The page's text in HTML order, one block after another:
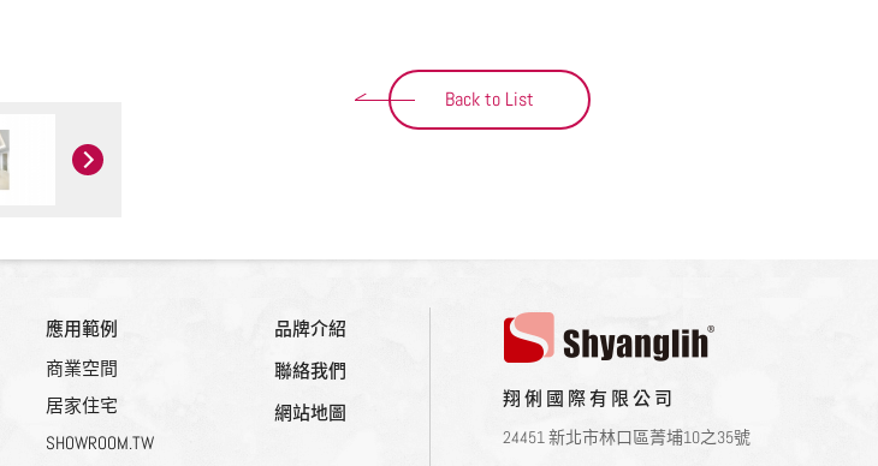
Back to List
應用範例
商業空間
居家住宅
SHOWROOM.TW
品牌介紹
聯絡我們
網站地圖
翔俐國際有限公司
24451 新北市林口區菁埔10之35號